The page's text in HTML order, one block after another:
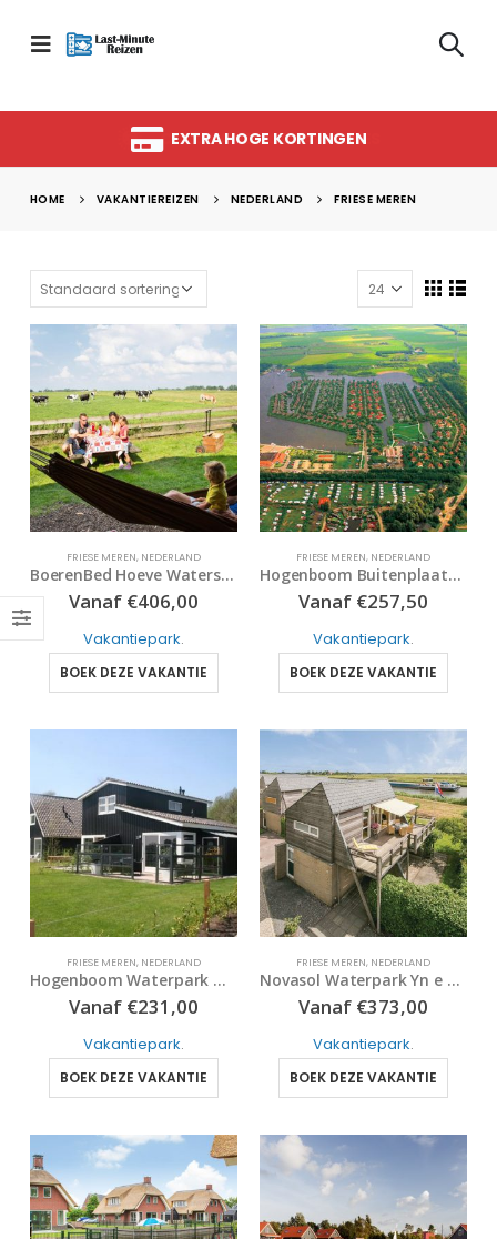
EXTRA HOGE KORTINGEN
HOME VAKANTIEREIZEN NEDERLAND FRIESE MEREN
FRIESE MEREN, NEDERLAND
BoerenBed Hoeve Waterschap
Vanaf €406,00
Vakantiepark.
BOEK DEZE VAKANTIE
FRIESE MEREN, NEDERLAND
Hogenboom Buitenplaats It Wiid
Vanaf €257,50
Vakantiepark.
BOEK DEZE VAKANTIE
FRIESE MEREN, NEDERLAND
Hogenboom Waterpark Oan ‘e Poel
Vanaf €231,00
Vakantiepark.
BOEK DEZE VAKANTIE
FRIESE MEREN, NEDERLAND
Novasol Waterpark Yn e Lijte
Vanaf €373,00
Vakantiepark.
BOEK DEZE VAKANTIE